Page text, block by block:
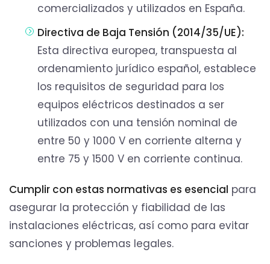
comercializados y utilizados en España.
Directiva de Baja Tensión (2014/35/UE):
Esta directiva europea, transpuesta al
ordenamiento jurídico español, establece
los requisitos de seguridad para los
equipos eléctricos destinados a ser
utilizados con una tensión nominal de
entre 50 y 1000 V en corriente alterna y
entre 75 y 1500 V en corriente continua.
Cumplir con estas normativas es esencial para
asegurar la protección y fiabilidad de las
instalaciones eléctricas, así como para evitar
sanciones y problemas legales.